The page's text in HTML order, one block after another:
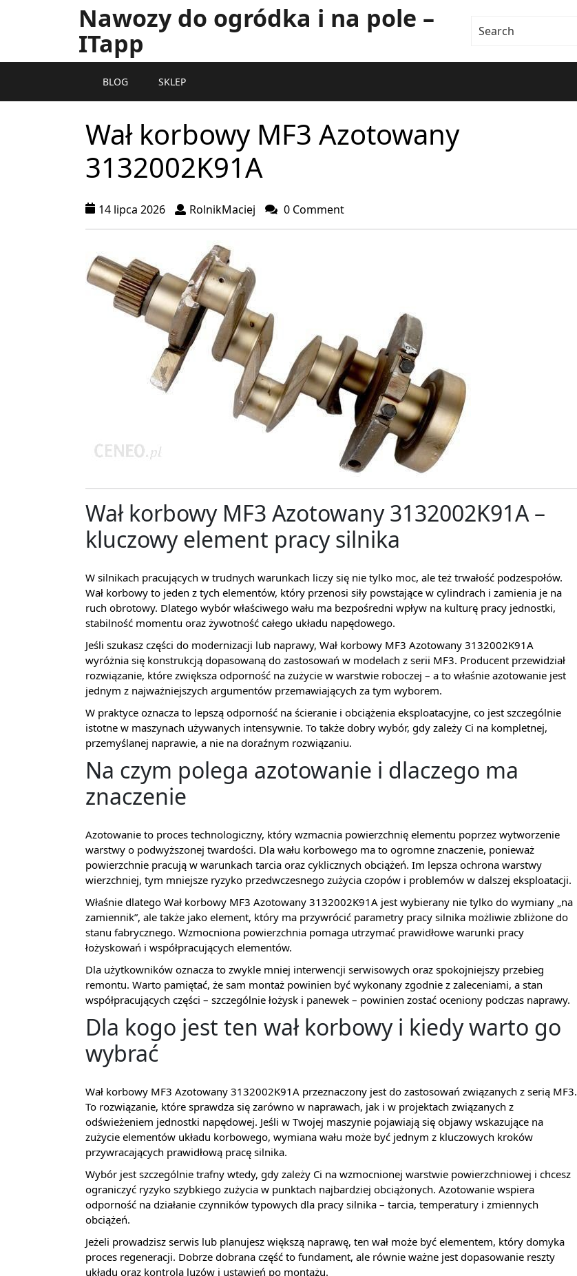
Nawozy do ogródka i na pole –
ITapp
BLOG SKLEP
Wał korbowy MF3 Azotowany
3132002K91A
14 lipca 2026 RolnikMaciej 0 Comment
Wał korbowy MF3 Azotowany 3132002K91A –
kluczowy element pracy silnika
W silnikach pracujących w trudnych warunkach liczy się nie tylko moc, ale też trwałość podzespołów.
Wał korbowy to jeden z tych elementów, który przenosi siły powstające w cylindrach i zamienia je na
ruch obrotowy. Dlatego wybór właściwego wału ma bezpośredni wpływ na kulturę pracy jednostki,
stabilność momentu oraz żywotność całego układu napędowego.
Jeśli szukasz części do modernizacji lub naprawy, Wał korbowy MF3 Azotowany 3132002K91A
wyróżnia się konstrukcją dopasowaną do zastosowań w modelach z serii MF3. Producent przewidział
rozwiązanie, które zwiększa odporność na zużycie w warstwie roboczej – a to właśnie azotowanie jest
jednym z najważniejszych argumentów przemawiających za tym wyborem.
W praktyce oznacza to lepszą odporność na ścieranie i obciążenia eksploatacyjne, co jest szczególnie
istotne w maszynach używanych intensywnie. To także dobry wybór, gdy zależy Ci na kompletnej,
przemyślanej naprawie, a nie na doraźnym rozwiązaniu.
Na czym polega azotowanie i dlaczego ma
znaczenie
Azotowanie to proces technologiczny, który wzmacnia powierzchnię elementu poprzez wytworzenie
warstwy o podwyższonej twardości. Dla wału korbowego ma to ogromne znaczenie, ponieważ
powierzchnie pracują w warunkach tarcia oraz cyklicznych obciążeń. Im lepsza ochrona warstwy
wierzchniej, tym mniejsze ryzyko przedwczesnego zużycia czopów i problemów w dalszej eksploatacji.
Właśnie dlatego Wał korbowy MF3 Azotowany 3132002K91A jest wybierany nie tylko do wymiany „na
zamiennik”, ale także jako element, który ma przywrócić parametry pracy silnika możliwie zbliżone do
stanu fabrycznego. Wzmocniona powierzchnia pomaga utrzymać prawidłowe warunki pracy
łożyskowań i współpracujących elementów.
Dla użytkowników oznacza to zwykle mniej interwencji serwisowych oraz spokojniejszy przebieg
remontu. Warto pamiętać, że sam montaż powinien być wykonany zgodnie z zaleceniami, a stan
współpracujących części – szczególnie łożysk i panewek – powinien zostać oceniony podczas naprawy.
Dla kogo jest ten wał korbowy i kiedy warto go
wybrać
Wał korbowy MF3 Azotowany 3132002K91A przeznaczony jest do zastosowań związanych z serią MF3.
To rozwiązanie, które sprawdza się zarówno w naprawach, jak i w projektach związanych z
odświeżeniem jednostki napędowej. Jeśli w Twojej maszynie pojawiają się objawy wskazujące na
zużycie elementów układu korbowego, wymiana wału może być jednym z kluczowych kroków
przywracających prawidłową pracę silnika.
Wybór jest szczególnie trafny wtedy, gdy zależy Ci na wzmocnionej warstwie powierzchniowej i chcesz
ograniczyć ryzyko szybkiego zużycia w punktach najbardziej obciążonych. Azotowanie wspiera
odporność na działanie czynników typowych dla pracy silnika – tarcia, temperatury i zmiennych
obciążeń.
Jeżeli prowadzisz serwis lub planujesz większą naprawę, ten wał może być elementem, który domyka
proces regeneracji. Dobrze dobrana część to fundament, ale równie ważne jest dopasowanie reszty
układu oraz kontrola luzów i ustawień po montażu.